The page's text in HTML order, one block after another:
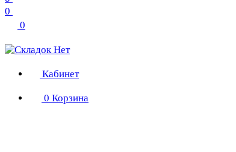
0
0
Кабинет
0 Корзина